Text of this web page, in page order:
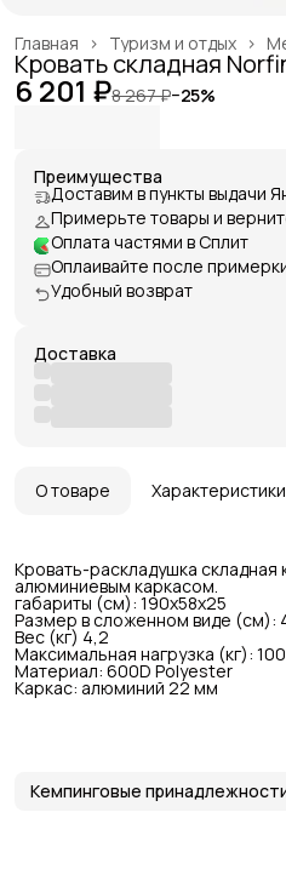
Туризм и отдых ›
Главная ›
Кровать складная
6 201 ₽8 267 ₽−25%
Преимущества
Доставим в пункты выдачи
Примерьте товары и
Оплата частями в Сплит
Оплаивайте после
Удобный возврат
Доставка
О товаре Характеристики
Кровать-раскладушка складная
алюминиевым каркасом.
габариты (см): 190x58x25
Размер в сложенном виде (см):
Вес (кг) 4,2
Максимальная нагрузка (кг): 100
Материал: 600D Polyester
Каркас: алюминий 22 мм
Кемпинговые